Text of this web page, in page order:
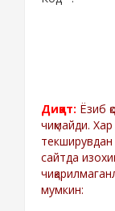
Диққат: Ёзиб
чиқмайди.
сайтда
мумкин: